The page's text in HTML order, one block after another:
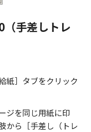
手差しトレ
紙］タブをクリック
ジを同じ用紙に印
から［手差し（トレ